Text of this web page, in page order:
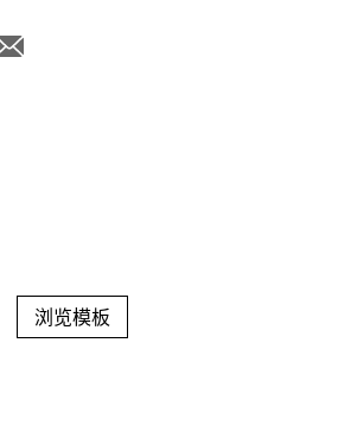
浏览模板